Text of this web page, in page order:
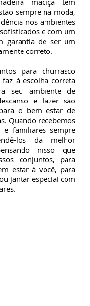
maciça tem
sempre na moda,
nos ambientes
e com um
garantia de ser um
correto.
para churrasco
faz á escolha correta
seu ambiente de
e lazer são
o bem estar de
Quando recebemos
e familiares sempre
los da melhor
nisso que
conjuntos, para
estar á você, para
jantar especial com